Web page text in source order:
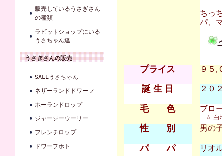
販売しているうさぎさん
の種類
ラビットショップにいる
うさちゃん達
うさぎさんの販売
SALEうさちゃん
ネザーランドドワーフ
ホーランドロップ
ジャージーウーリー
フレンチロップ
ドワーフホト
ちっ
パ、
プライス ９５,
誕 生 日 ２０
毛 色 ブロ
☆ 白
性 別 男の
パ パ リオ